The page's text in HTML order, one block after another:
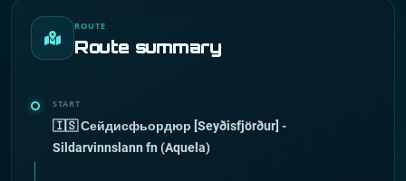
ROUTE
Route summary
START
🇮🇸 Сейдисфьордюр [Seyðisfjörður] -
Sildarvinnslann fn (Aquela)